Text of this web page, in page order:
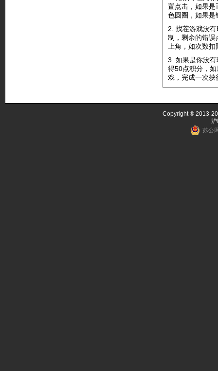
置点击，如果是
色圆圈，如果是
2. 找茬游戏没
制，剩余的错误
上角，如次数
3. 如果是你没
得50点积分，
戏，完成一次获
Copyright ® 2013-
苏公